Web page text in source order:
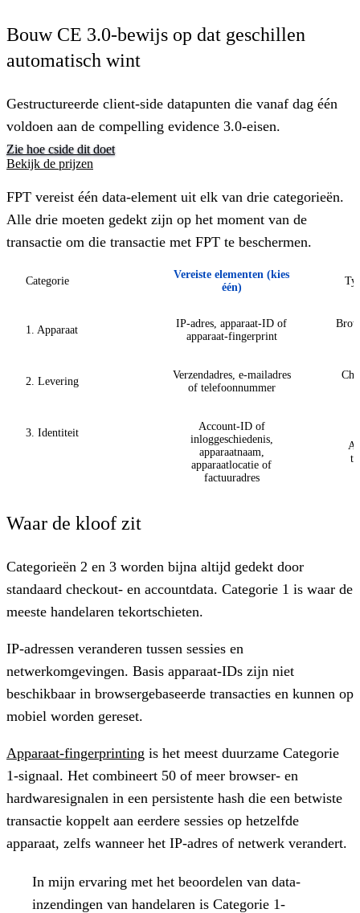
Bouw CE 3.0-bewijs op dat geschillen
automatisch wint
Gestructureerde client-side datapunten die vanaf dag één
voldoen aan de compelling evidence 3.0-eisen.
Zie hoe cside dit doet
Bekijk de prijzen
FPT vereist één data-element uit elk van drie categorieën.
Alle drie moeten gedekt zijn op het moment van de
transactie om die transactie met FPT te beschermen.
Categorie
Vereiste elementen (kies
één)
1. Apparaat
IP-adres, apparaat-ID of
apparaat-fingerprint
2. Levering
Verzendadres, e-mailadres
of telefoonnummer
3. Identiteit
Account-ID of
inloggeschiedenis,
apparaatnaam,
apparaatlocatie of
factuuradres
Waar de kloof zit
Categorieën 2 en 3 worden bijna altijd gedekt door
standaard checkout- en accountdata. Categorie 1 is waar de
meeste handelaren tekortschieten.
IP-adressen veranderen tussen sessies en
netwerkomgevingen. Basis apparaat-IDs zijn niet
beschikbaar in browsergebaseerde transacties en kunnen op
mobiel worden gereset.
Apparaat-fingerprinting is het meest duurzame Categorie
1-signaal. Het combineert 50 of meer browser- en
hardwaresignalen in een persistente hash die een betwiste
transactie koppelt aan eerdere sessies op hetzelfde
apparaat, zelfs wanneer het IP-adres of netwerk verandert.
In mijn ervaring met het beoordelen van data-
inzendingen van handelaren is Categorie 1-